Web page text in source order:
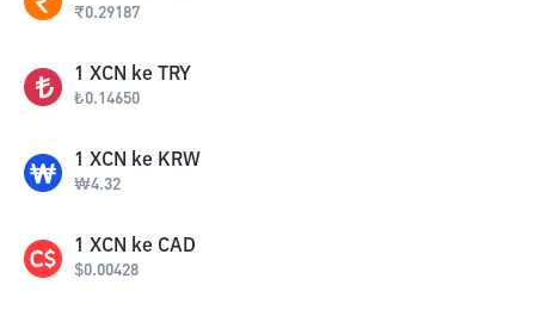
₹0.29187
1 XCN ke TRY
₺0.14650
1 XCN ke KRW
₩4.32
1 XCN ke CAD
$0.00428